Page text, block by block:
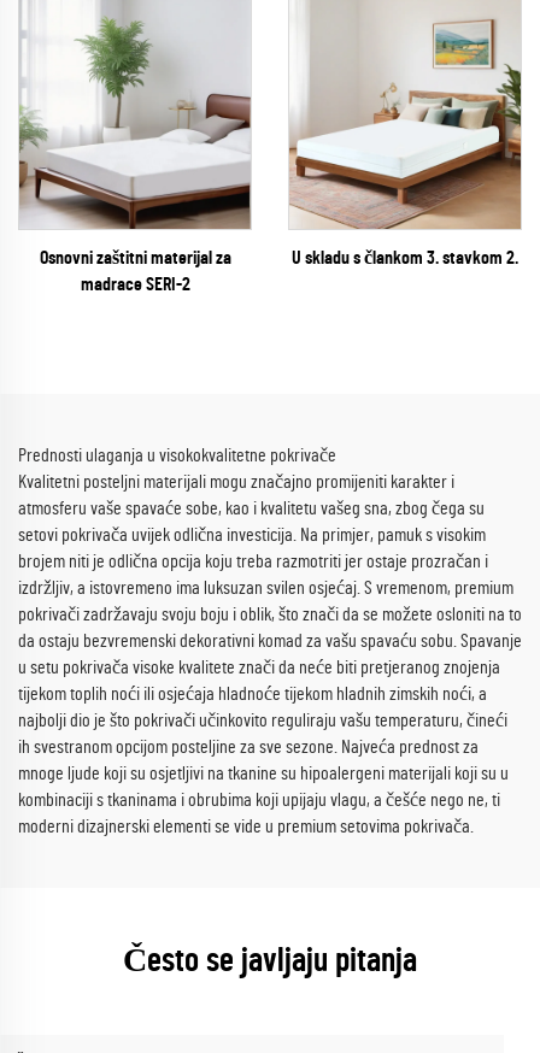
Osnovni zaštitni materijal za
madrace SERI-2
U skladu s člankom 3. stavkom 2.
Prednosti ulaganja u visokokvalitetne pokrivače
Kvalitetni posteljni materijali mogu značajno promijeniti karakter i
atmosferu vaše spavaće sobe, kao i kvalitetu vašeg sna, zbog čega su
setovi pokrivača uvijek odlična investicija. Na primjer, pamuk s visokim
brojem niti je odlična opcija koju treba razmotriti jer ostaje prozračan i
izdržljiv, a istovremeno ima luksuzan svilen osjećaj. S vremenom, premium
pokrivači zadržavaju svoju boju i oblik, što znači da se možete osloniti na to
da ostaju bezvremenski dekorativni komad za vašu spavaću sobu. Spavanje
u setu pokrivača visoke kvalitete znači da neće biti pretjeranog znojenja
tijekom toplih noći ili osjećaja hladnoće tijekom hladnih zimskih noći, a
najbolji dio je što pokrivači učinkovito reguliraju vašu temperaturu, čineći
ih svestranom opcijom posteljine za sve sezone. Najveća prednost za
mnoge ljude koji su osjetljivi na tkanine su hipoalergeni materijali koji su u
kombinaciji s tkaninama i obrubima koji upijaju vlagu, a češće nego ne, ti
moderni dizajnerski elementi se vide u premium setovima pokrivača.
Često se javljaju pitanja